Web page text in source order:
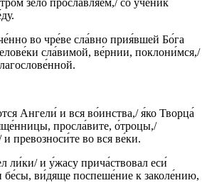
во чре́ве сла́вно прия́вшей Бо́га
сла́вимой, ве́рнии, поклони́мся,/
Ангели́ и вся во́инства,/ я́ко Творца́
просла́вите, о́троцы,/
превозноси́те во вся ве́ки.
ли́ки/ и у́жасу прича́ствовал еси́
бе́сы, ви́дяще поспеше́ние к заколе́нию,